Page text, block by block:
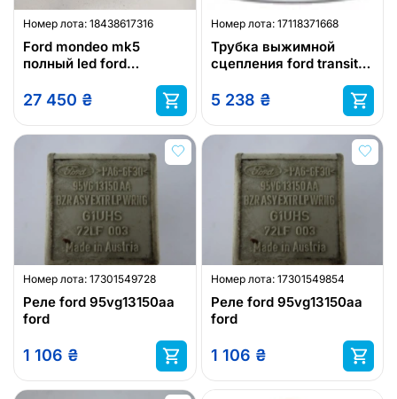
Номер лота: 18438617316
Ford mondeo mk5
полный led ford
левая ford
27 450 ₴
Номер лота: 17118371668
Трубка выжимной
сцепления ford transit
5 238 ₴
Номер лота: 17301549728
Реле ford 95vg13150aa
ford
1 106 ₴
Номер лота: 17301549854
Реле ford 95vg13150aa
ford
1 106 ₴